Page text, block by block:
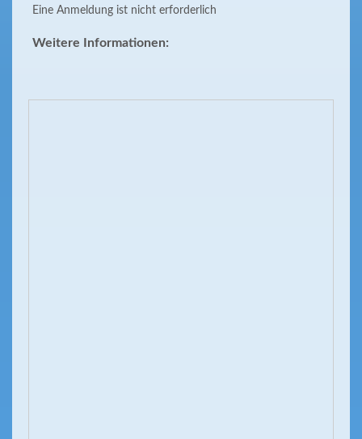
Eine Anmeldung ist nicht erforderlich
Weitere Informationen: